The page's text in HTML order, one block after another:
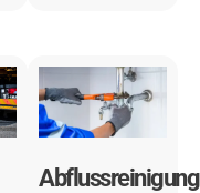
Abflussreinigung